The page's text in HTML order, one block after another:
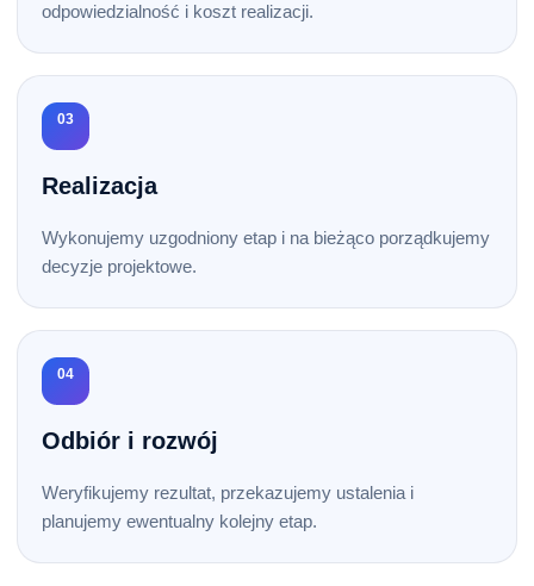
odpowiedzialność i koszt realizacji.
03
Realizacja
Wykonujemy uzgodniony etap i na bieżąco porządkujemy
decyzje projektowe.
04
Odbiór i rozwój
Weryfikujemy rezultat, przekazujemy ustalenia i
planujemy ewentualny kolejny etap.